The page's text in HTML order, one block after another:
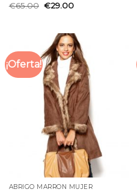
€65.00 €29.00
¡Oferta!
ABRIGO MARRON MUJER